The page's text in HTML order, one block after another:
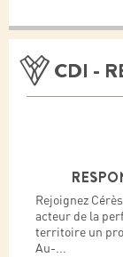
CDI -
Rejoignez
acteur de la
territoire un
Au-...